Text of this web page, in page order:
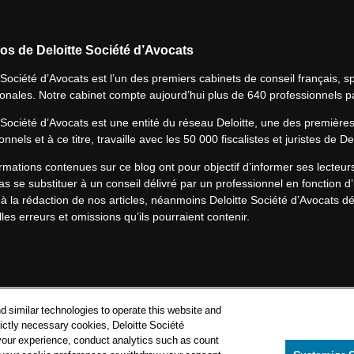
de Deloitte Société d’Avocats
d’Avocats est l’un des premiers cabinets de conseil français,
Notre cabinet compte aujourd’hui plus de 640 professionnels
d’Avocats est une entité du réseau Deloitte, une des
et à ce titre, travaille avec les 50 000 fiscalistes et juristes de
contenues sur ce blog ont pour objectif d’informer ses
se substituer à un conseil délivré par un professionnel en fonction
la rédaction de nos articles, néanmoins Deloitte Société d’Avocats
erreurs et omissions qu’ils pourraient contenir.​
Politique de confidentialité
Mentions légales
Politique de cookies
similar technologies to operate this website and
necessary cookies, Deloitte Société
experience, conduct analytics such as count